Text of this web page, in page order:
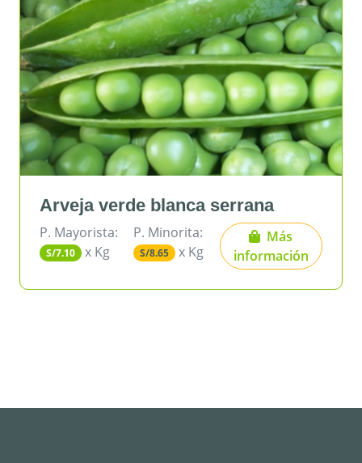
Arveja verde blanca serrana
P. Mayorista:
S/7.10 x Kg
P. Minorita:
S/8.65 x Kg
Más
información